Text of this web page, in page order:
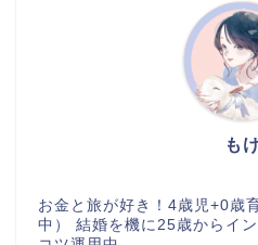
も
お金と旅が好き！4歳児+0歳
中） 結婚を機に25歳からイ